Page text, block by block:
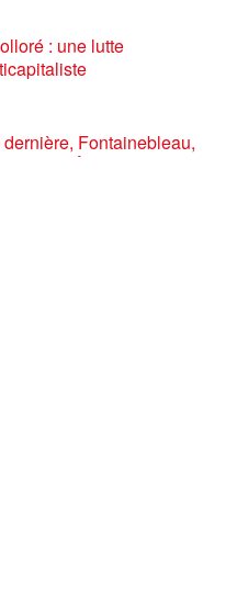
: une lutte
Fontainebleau,
et les Écrins cette année